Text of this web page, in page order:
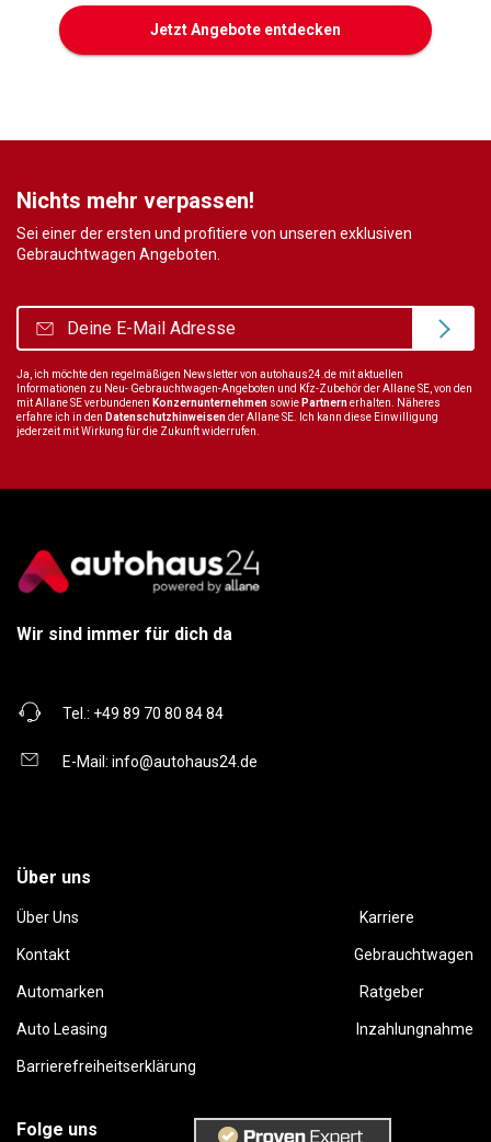
Jetzt Angebote entdecken
Nichts mehr verpassen!
Sei einer der ersten und profitiere von unseren exklusiven
Gebrauchtwagen Angeboten.
Ja, ich möchte den regelmäßigen Newsletter von autohaus24.de mit aktuellen
Informationen zu Neu- Gebrauchtwagen-Angeboten und Kfz-Zubehör der Allane SE, von den
mit Allane SE verbundenen Konzernunternehmen sowie Partnernerhalten. Näheres
erfahre ich in den Datenschutzhinweisender Allane SE. Ich kann diese Einwilligung
jederzeit mit Wirkung für die Zukunft widerrufen.
Wir sind immer für dich da
Tel.: +49 89 70 80 84 84
E-Mail: info@autohaus24.de
Über uns
Über Uns Karriere
Kontakt Gebrauchtwagen
Automarken Ratgeber
Auto Leasing Inzahlungnahme
Barrierefreiheitserklärung
Folge uns